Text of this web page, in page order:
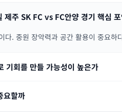
주 SK FC vs FC안양 경기 핵심
다. 중원 장악력과 공간 활용이 중요하
기회를 만들 가능성이 높은가
요할까